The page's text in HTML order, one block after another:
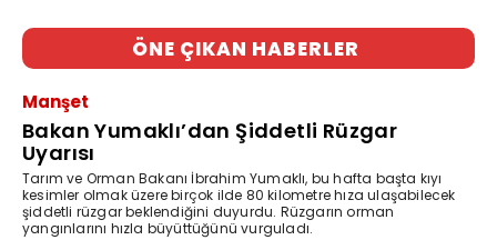
ÖNE ÇIKAN HABERLER
Manşet
Bakan Yumaklı’dan Şiddetli Rüzgar
Uyarısı
Tarım ve Orman Bakanı İbrahim Yumaklı, bu hafta başta kıyı
kesimler olmak üzere birçok ilde 80 kilometre hıza ulaşabilecek
şiddetli rüzgar beklendiğini duyurdu. Rüzgarın orman
yangınlarını hızla büyüttüğünü vurguladı.